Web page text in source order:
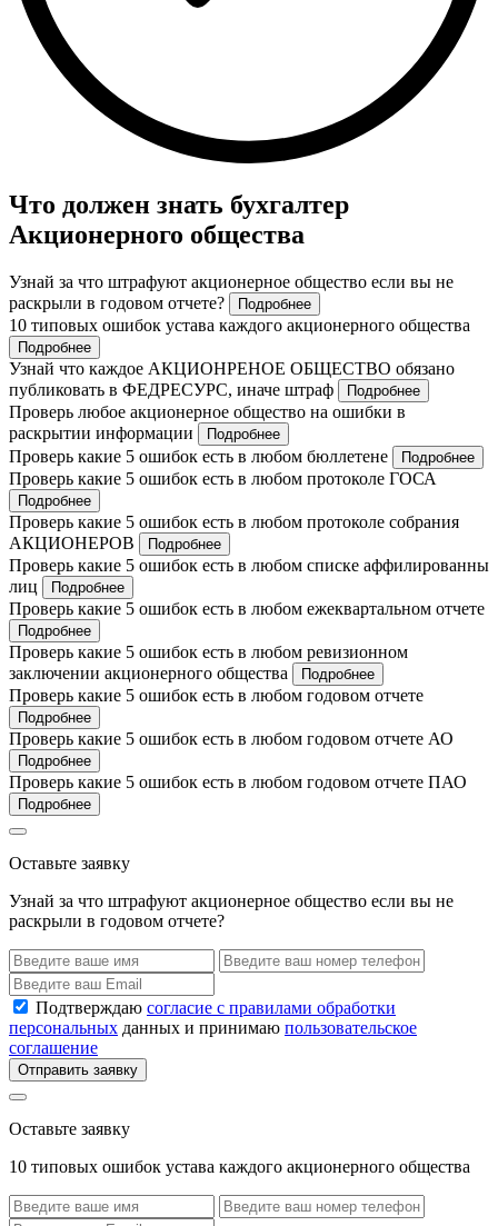
Что должен знать бухгалтер
Акционерного общества
Узнай за что штрафуют акционерное общество если вы не
раскрыли в годовом отчете?
Подробнее
10 типовых ошибок устава каждого акционерного общества
Подробнее
Узнай что каждое АКЦИОНРЕНОЕ ОБЩЕСТВО обязано
публиковать в ФЕДРЕСУРС, иначе штраф
Подробнее
Проверь любое акционерное общество на ошибки в
раскрытии информации
Подробнее
Проверь какие 5 ошибок есть в любом бюллетене Подробнее
Проверь какие 5 ошибок есть в любом протоколе ГОСА
Подробнее
Проверь какие 5 ошибок есть в любом протоколе собрания
АКЦИОНЕРОВ
Подробнее
Проверь какие 5 ошибок есть в любом списке аффилированны
лиц
Подробнее
Проверь какие 5 ошибок есть в любом ежеквартальном отчете
Подробнее
Проверь какие 5 ошибок есть в любом ревизионном
заключении акционерного общества
Подробнее
Проверь какие 5 ошибок есть в любом годовом отчете
Подробнее
Проверь какие 5 ошибок есть в любом годовом отчете АО
Подробнее
Проверь какие 5 ошибок есть в любом годовом отчете ПАО
Подробнее
Оставьте заявку
Узнай за что штрафуют акционерное общество если вы не
раскрыли в годовом отчете?
Подтверждаю согласие с правилами обработки
персональных данных и принимаю пользовательское
соглашение
Отправить заявку
Оставьте заявку
10 типовых ошибок устава каждого акционерного общества